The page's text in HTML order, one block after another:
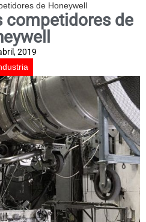
de Honeywell
competidores de
2019